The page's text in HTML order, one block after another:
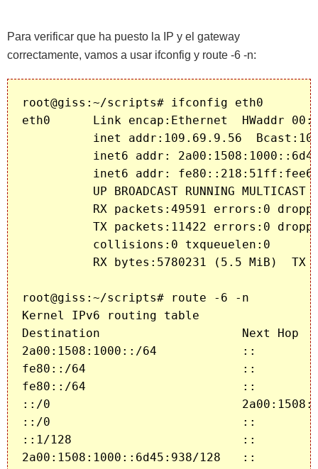
Para verificar que ha puesto la IP y el gateway
correctamente, vamos a usar ifconfig y route -6 -n:
root@giss:~/scripts# ifconfig eth0
eth0      Link encap:Ethernet  HWaddr
inet addr:109.69.9.56
inet6 addr:
inet6 addr:
UP BROADCAST RUNNING MULTICAST
RX packets:49591 errors:0
TX packets:11422 errors:0
          collisions:0 txqueuelen:0
RX bytes:5780231 (5.5 MiB)  TX
root@giss:~/scripts# route -6 -n
Kernel IPv6 routing table
Destination                    Next Hop
2a00:1508:1000::/64            ::
fe80::/64                      ::
fe80::/64                      ::
::/0
::/0                           ::
::1/128                        ::
2a00:1508:1000::6d45:938/128   ::